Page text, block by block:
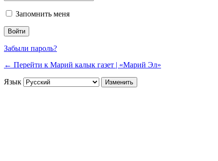
Запомнить меня
Забыли пароль?
← Перейти к Марий калык газет | «Марий Эл»
Язык